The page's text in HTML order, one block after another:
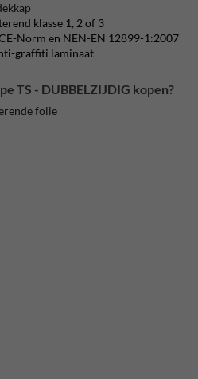
klasse 1, 2 of 3
Norm en NEN-EN 12899-1:2007
graffiti laminaat
TS - DUBBELZIJDIG kopen?
folie